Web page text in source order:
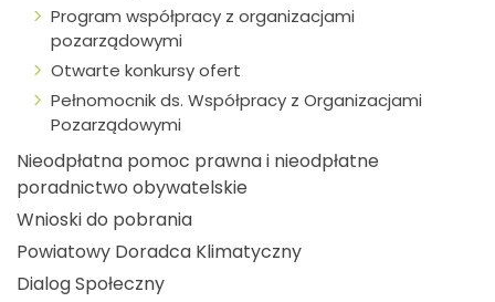
Program współpracy z organizacjami
pozarządowymi
Otwarte konkursy ofert
Pełnomocnik ds. Współpracy z Organizacjami
Pozarządowymi
Nieodpłatna pomoc prawna i nieodpłatne
poradnictwo obywatelskie
Wnioski do pobrania
Powiatowy Doradca Klimatyczny
Dialog Społeczny